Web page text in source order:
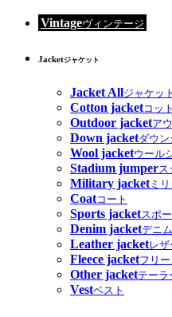
Vintageヴィンテージ
Jacketジャケット
Jacket Allジャケッ
Cotton jacketコッ
Outdoor jacketア
Down jacketダウン
Wool jacketウール
Stadium jumperス
Military jacketミ
Coatコート
Sports jacketスポ
Denim jacketデニ
Leather jacketレザ
Fleece jacketフリー
Other jacketテーラ
Vestベスト